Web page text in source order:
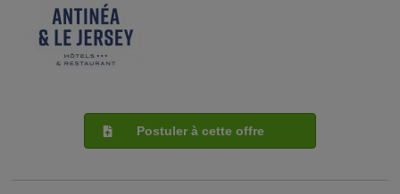
Postuler à cette offre